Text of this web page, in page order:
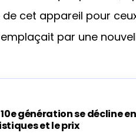
cet appareil pour
par une
10e génération se décline
et le prix